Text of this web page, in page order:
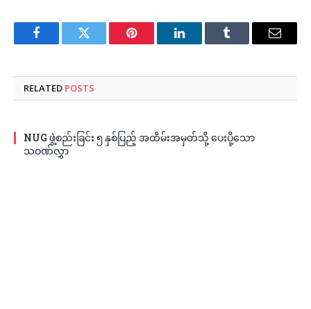
FacebookTwitter Pinterest LinkedInTumblr Email
RELATED POSTS
NUG ဖွဲ့စည်းခြင်း ၅ နှစ်ပြည့် အထိမ်းအမှတ်သို့ ပေးပို့သော
သဝဏ်လွှာ